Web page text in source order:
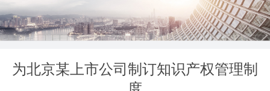
为北京某上市公司制订知识产权管理制